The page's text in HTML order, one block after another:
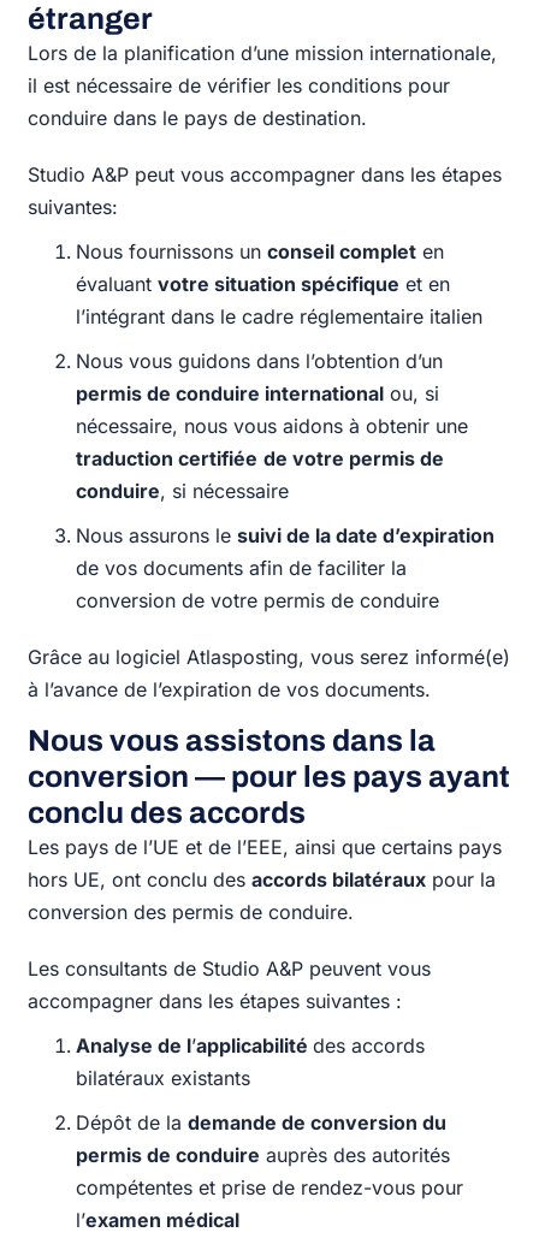
étranger
Lors de la planification d’une mission internationale,
il est nécessaire de vérifier les conditions pour
conduire dans le pays de destination.
Studio A&P peut vous accompagner dans les étapes
suivantes:
Nous fournissons unconseil complet en
évaluantvotre situation spécifique et en
l’intégrant dans le cadre réglementaire italien
Nous vous guidons dans l’obtention d’un
permis de conduire international ou, si
nécessaire, nous vous aidons à obtenir une
traduction certifiée de votre permis de
conduire, si nécessaire
Nous assurons lesuivi de la date d’expiration
de vos documents afin de faciliter la
conversion de votre permis de conduire
Grâce au logiciel Atlasposting, vous serez informé(e)
à l’avance de l’expiration de vos documents.
Nous vous assistons dans la
conversion — pour les pays ayant
conclu des accords
Les pays de l’UE et de l’EEE, ainsi que certains pays
hors UE, ont conclu desaccords bilatéraux pour la
conversion des permis de conduire.
Les consultants de Studio A&P peuvent vous
accompagner dans les étapes suivantes :
Analyse de l’applicabilitédes accords
bilatéraux existants
Dépôt de lademande de conversion du
permis de conduire auprès des autorités
compétentes et prise de rendez-vous pour
l’examen médical